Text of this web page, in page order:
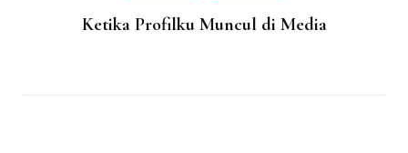
Ketika Profilku Muncul di Media